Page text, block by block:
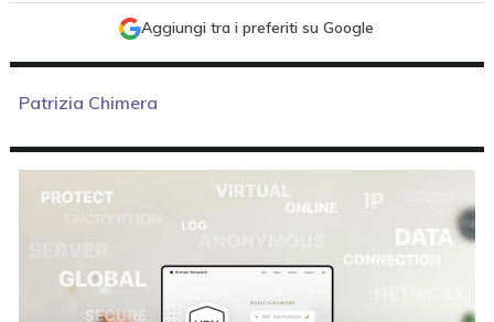
Aggiungi tra i preferiti su Google
Patrizia Chimera